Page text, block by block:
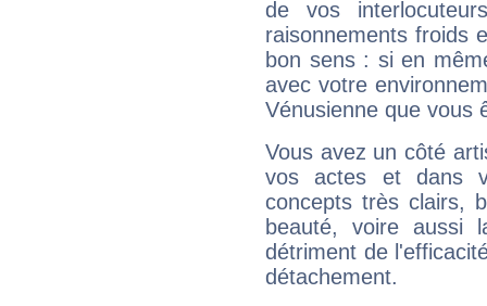
de vos
raisonnements froids
bon sens : si en
avec votre
Vénusienne que vous
Vous avez un côté
vos actes et dans
concepts très clairs,
beauté, voire aussi
détriment de
détachement.